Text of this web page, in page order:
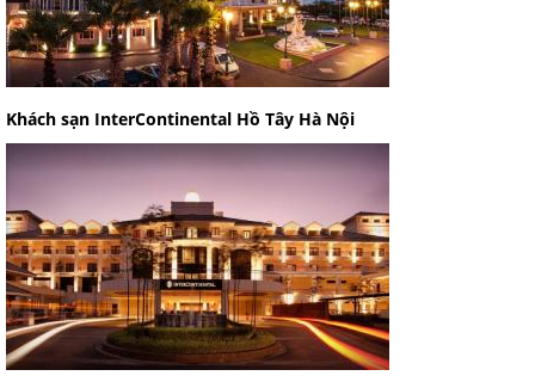
Khách sạn InterContinental Hồ Tây Hà Nội